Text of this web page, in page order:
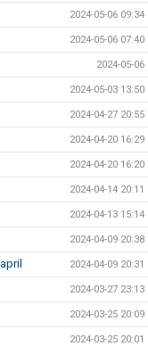
2024-05-06 09:34
2024-05-06 07:40
2024-05-06
2024-05-03 13:50
2024-04-27 20:55
2024-04-20 16:29
2024-04-20 16:20
2024-04-14 20:11
2024-04-13 15:14
2024-04-09 20:38
2024-04-09 20:31
2024-03-27 23:13
2024-03-25 20:09
2024-03-25 20:01